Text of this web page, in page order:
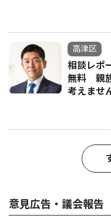
高津区
相談レポ
無料 親
考えませ
意見広告・議会報告